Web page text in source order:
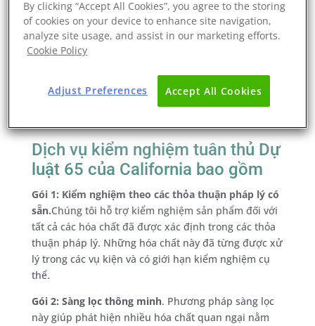
thay vì hàm lượng tuyệt đối. Ngoại lệ duy nhất là một
số hóa chất đã có thỏa thuận pháp lý quy định giới
hạn cụ thể, chẳng hạn như chì (Lead) và phthalates.
Eurofins có đội ngũ chuyên gia hóa học sẵn sàng hỗ
trợ doanh nghiệp đối mặt với các yêu cầu phức tạp
của Prop 65. Chúng tôi cung cấp nhiều gói dịch vụ
Dịch vụ kiểm nghiệm tuân thủ Dự
luật 65 của California bao gồm
Gói 1: Kiểm nghiệm theo các thỏa thuận pháp lý có
sẵn.Chúng tôi hỗ trợ kiểm nghiệm sản phẩm đối với
tất cả các hóa chất đã được xác định trong các thỏa
thuận pháp lý. Những hóa chất này đã từng được xử
lý trong các vụ kiện và có giới hạn kiểm nghiệm cụ
thể.
Gói 2: Sàng lọc thông minh. Phương pháp sàng lọc
này giúp phát hiện nhiều hóa chất quan ngại nằm
By clicking “Accept All Cookies”, you agree to the storing
of cookies on your device to enhance site navigation,
analyze site usage, and assist in our marketing efforts.
Cookie Policy
Accept All Cookies
Adjust Preferences